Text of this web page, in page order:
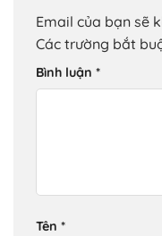
Email của bạn sẽ
Các trường bắt
Bình luận *
Tên *